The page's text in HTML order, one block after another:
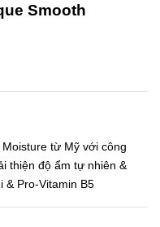
Smooth
từ Mỹ với công
thiện độ ẩm tự nhiên &
& Pro-Vitamin B5